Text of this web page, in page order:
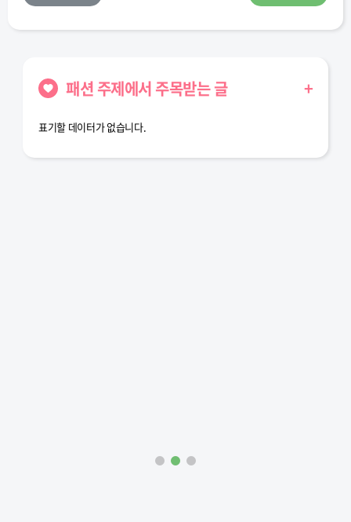
패션 주제에서 주목받는 글 +
표기할 데이터가 없습니다.